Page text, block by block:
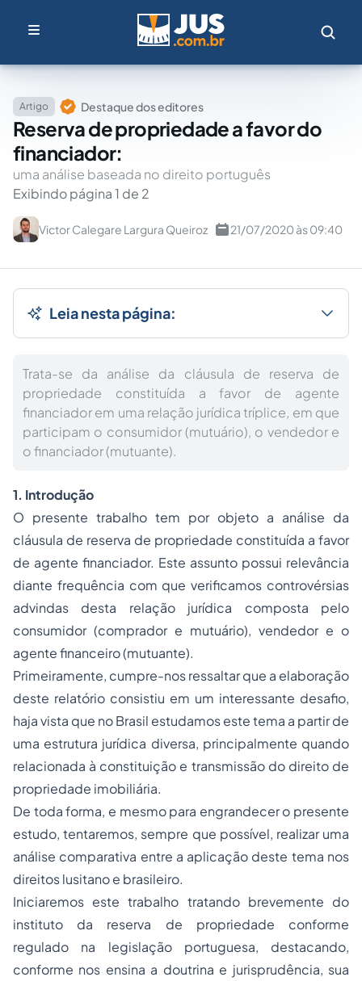
Artigo Destaque dos editores
Reserva de propriedade a favor do
financiador:
uma análise baseada no direito português
Exibindo página 1 de 2
Victor Calegare Largura Queiroz 21/07/2020 às 09:40
Leia nesta página:
Trata-se da análise da cláusula de reserva de
propriedade constituída a favor de agente
financiador em uma relação jurídica tríplice, em que
participam o consumidor (mutuário), o vendedor e
o financiador (mutuante).
1. Introdução
O presente trabalho tem por objeto a análise da
cláusula de reserva de propriedade constituída a favor
de agente financiador. Este assunto possui relevância
diante frequência com que verificamos controvérsias
advindas desta relação jurídica composta pelo
consumidor (comprador e mutuário), vendedor e o
agente financeiro (mutuante).
Primeiramente, cumpre-nos ressaltar que a elaboração
deste relatório consistiu em um interessante desafio,
haja vista que no Brasil estudamos este tema a partir de
uma estrutura jurídica diversa, principalmente quando
relacionada à constituição e transmissão do direito de
propriedade imobiliária.
De toda forma, e mesmo para engrandecer o presente
estudo, tentaremos, sempre que possível, realizar uma
análise comparativa entre a aplicação deste tema nos
direitos lusitano e brasileiro.
Iniciaremos este trabalho tratando brevemente do
instituto da reserva de propriedade conforme
regulado na legislação portuguesa, destacando,
conforme nos ensina a doutrina e jurisprudência, sua